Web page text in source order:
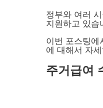
정부와 여러
지원하고 있습
이번 포스팅에
에 대해서 자
주거급여